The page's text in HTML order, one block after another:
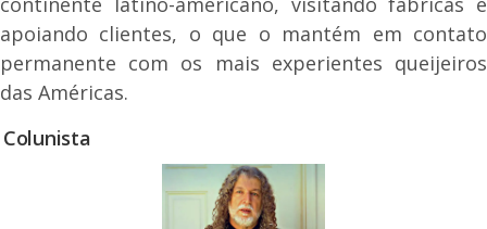
apoiando clientes, o que o mantém em contato
permanente com os mais experientes queijeiros
das Américas.
Colunista